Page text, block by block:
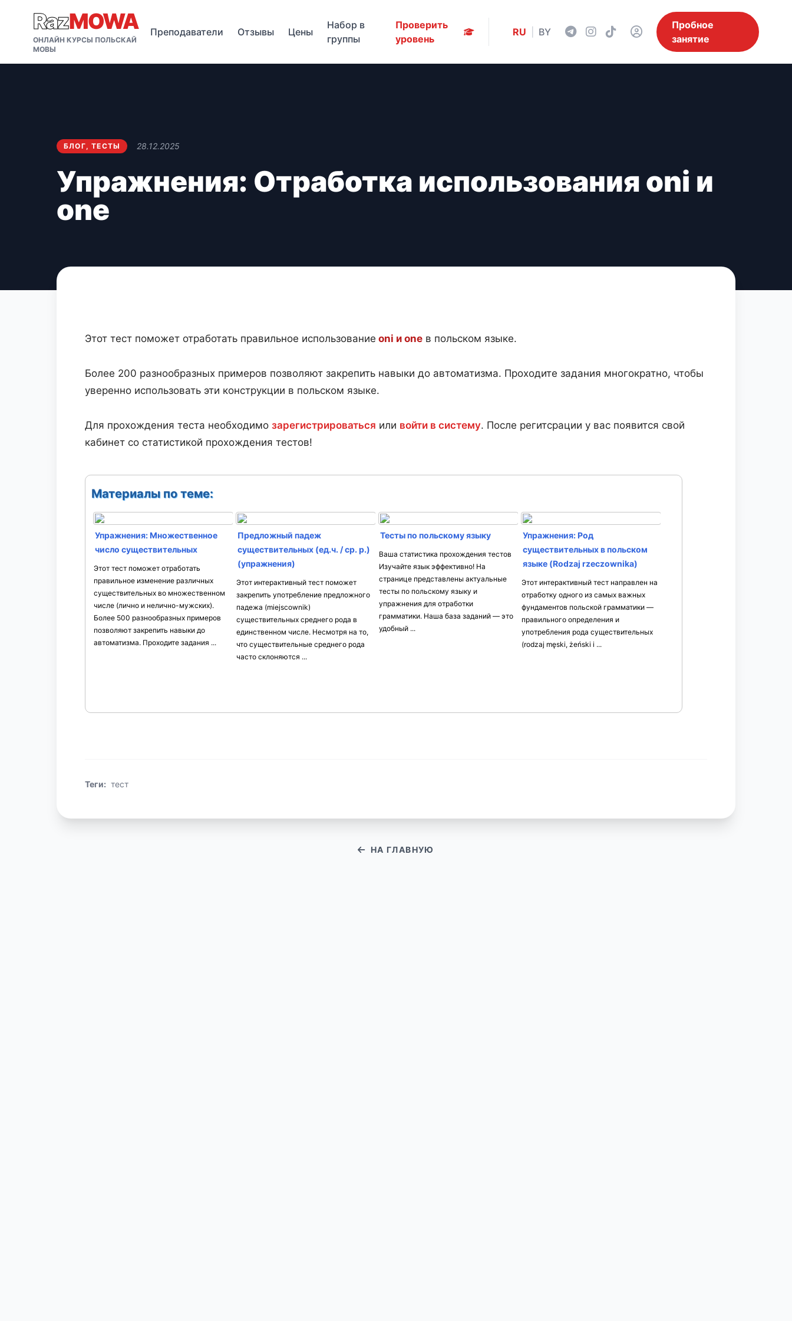
RazMOWA
ОНЛАЙН КУРСЫ ПОЛЬСКАЙ
МОВЫ
Преподаватели Отзывы Цены
Набор в
группы
Проверить
уровень
RU BY
Пробное
занятие
БЛОГ,ТЕСТЫ 28.12.2025
Упражнения: Отработка использования oni и
one
Этот тест поможет отработать правильное использование oni и one в польском языке.
Более 200 разнообразных примеров позволяют закрепить навыки до автоматизма. Проходите задания многократно, чтобы
уверенно использовать эти конструкции в польском языке.
Для прохождения теста необходимо зарегистрироваться или войти в систему. После регитсрации у вас появится свой
кабинет со статистикой прохождения тестов!
Материалы по теме:
Упражнения: Множественное
число существительных
Этот тест поможет отработать
правильное изменение различных
существительных во множественном
числе (лично и нелично-мужских).
Более 500 разнообразных примеров
позволяют закрепить навыки до
автоматизма. Проходите задания ...
Предложный падеж
существительных (ед.ч. / ср. р.)
(упражнения)
Этот интерактивный тест поможет
закрепить употребление предложного
падежа (miejscownik)
существительных среднего рода в
единственном числе. Несмотря на то,
что существительные среднего рода
часто склоняются ...
Тесты по польскому языку
Ваша статистика прохождения тестов
Изучайте язык эффективно! На
странице представлены актуальные
тесты по польскому языку и
упражнения для отработки
грамматики. Наша база заданий — это
удобный ...
Упражнения: Род
существительных в польском
языке (Rodzaj rzeczownika)
Этот интерактивный тест направлен на
отработку одного из самых важных
фундаментов польской грамматики —
правильного определения и
употребления рода существительных
(rodzaj męski, żeński i ...
Теги: тест
НА ГЛАВНУЮ